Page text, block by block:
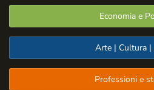
Economia e
Arte | Cultura |
Professioni e